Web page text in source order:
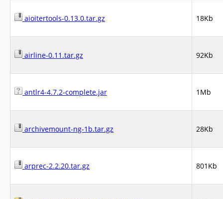
aioitertools-0.13.0.tar.gz 18Kb
airline-0.11.tar.gz 92Kb
antlr4-4.7.2-complete.jar 1Mb
archivemount-ng-1b.tar.gz 28Kb
arprec-2.2.20.tar.gz 801Kb